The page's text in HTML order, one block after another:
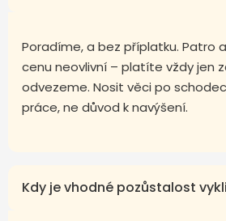
Poradíme, a bez příplatku. Patro
cenu neovlivní – platíte vždy jen
odvezeme. Nosit věci po
práce, ne důvod k navýšení.
Kdy je vhodné pozůstalost